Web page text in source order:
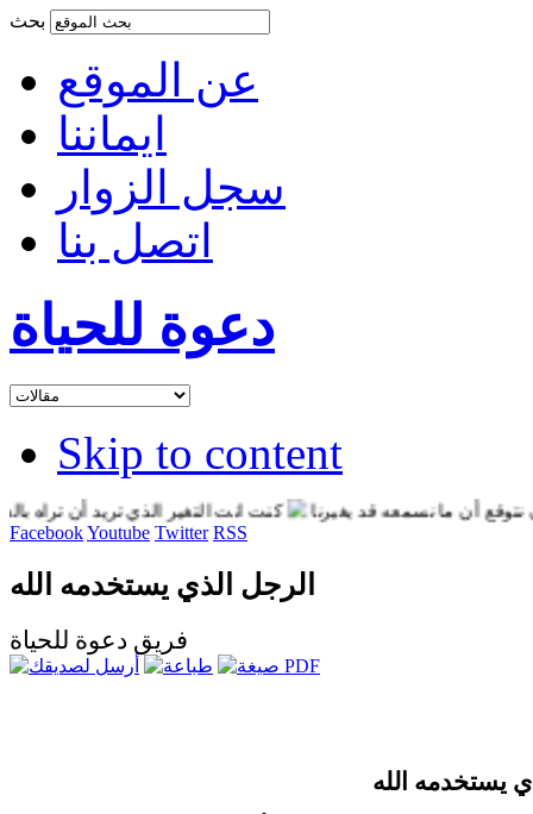
عن الموقع
ايماننا
سجل الزوار
اتصل بنا
دعوة للحياة
Skip to content
أن ما نسمعه قد يغيرنا
كنت انت التغير الذي تريد أن تراه بالعالم
FacebookYoutube Twitter RSS
الرجل الذي يستخدمه الله
فريق دعوة للحياة
يستخدمه الله